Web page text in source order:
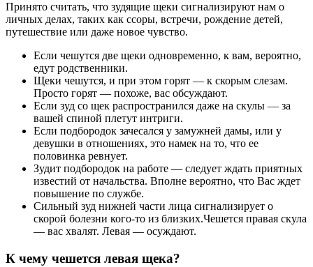
Принято считать, что зудящие щеки сигнализируют нам о
личных делах, таких как ссоры, встречи, рождение детей,
путешествие или даже новое чувство.
Если чешутся две щеки одновременно, к вам, вероятно,
едут родственники.
Щеки чешутся, и при этом горят ― к скорым слезам.
Просто горят — похоже, вас обсуждают.
Если зуд со щек распространился даже на скулы ― за
вашей спиной плетут интриги.
Если подбородок зачесался у замужней дамы, или у
девушки в отношениях, это намек на то, что ее
половинка ревнует.
Зудит подбородок на работе ― следует ждать приятных
известий от начальства. Вполне вероятно, что Вас ждет
повышение по службе.
Сильный зуд нижней части лица сигнализирует о
скорой болезни кого-то из близких.Чешется правая скула
― вас хвалят. Левая ― осуждают.
К чему чешется левая щека?